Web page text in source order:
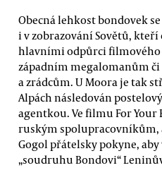
Obecná lehkost bondovek
i v zobrazování Sovětů,
hlavními odpůrci filmového
západním megalomanům
a zrádcům. U Moora je tak
Alpách následován
agentkou. Ve filmu For Your
ruským spolupracovníkům,
Gogol přátelsky pokyne,
„soudruhu Bondovi“